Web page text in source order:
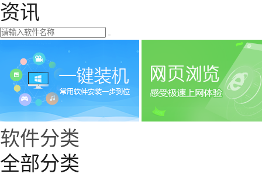
资讯
软件分类
全部分类